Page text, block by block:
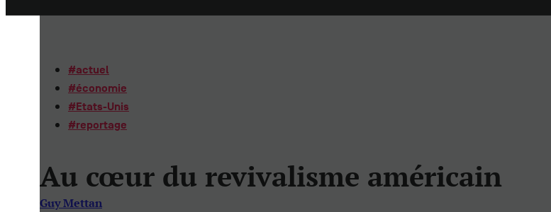
#actuel
#économie
#Etats-Unis
#reportage
Au cœur du revivalisme américain
Guy Mettan